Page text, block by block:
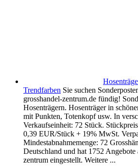
Trendfarben Sie suchen
grosshandel-zentrum.de fündig!
Hosenträgern. Hosenträger in
mit Punkten, Totenkopf usw. In
Verkaufseinheit: 72 Stück.
0,39 EUR/Stück + 19% MwSt.
Mindestabnahmemenge: 72
Deutschland und hat 1752
zentrum eingestellt. Weitere ...